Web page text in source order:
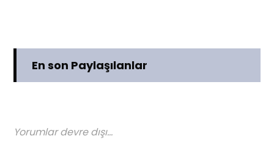
En son Paylaşılanlar
Yorumlar devre dışı...